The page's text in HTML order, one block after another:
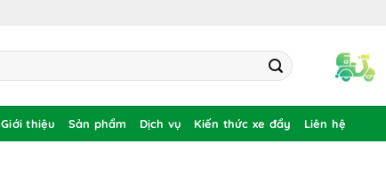
Giới thiệu Sản phẩm Dịch vụ Kiến thức xe đẩy Liên hệ